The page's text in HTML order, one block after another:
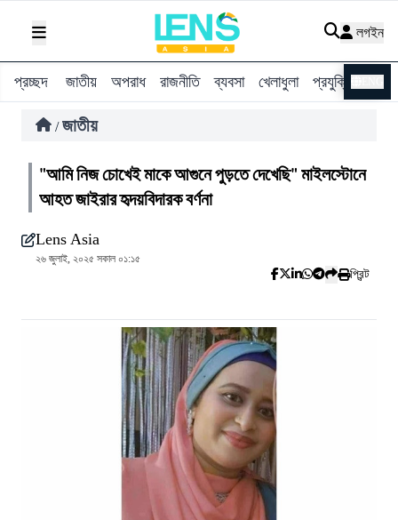
লগইন
প্রচ্ছদ জাতীয় অপরাধ রাজনীতি ব্যবসা খেলাধুলা প্রযুক্তি
/ জাতীয়
"আমি নিজ চোখেই মাকে আগুনে পুড়তে দেখেছি" মাইলস্টোনে
আহত জাইরার হৃদয়বিদারক বর্ণনা
Lens Asia
২৬ জুলাই, ২০২৫ সকাল ০১:১৫
প্রিন্ট